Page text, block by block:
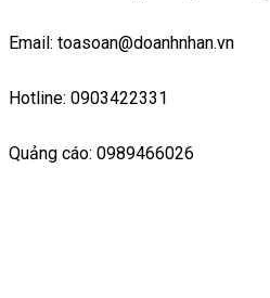
Email: toasoan@doanhnhan.vn
Hotline: 0903422331
Quảng cáo: 0989466026